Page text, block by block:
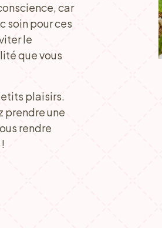
car
soin pour ces
le
que vous
plaisirs.
prendre une
rendre